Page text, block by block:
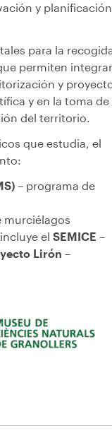
y planificación
para la
permiten integrar
y
y en la toma de
del territorio.
que estudia, el
– programa de
murciélagos
el SEMICE –
Lirón –